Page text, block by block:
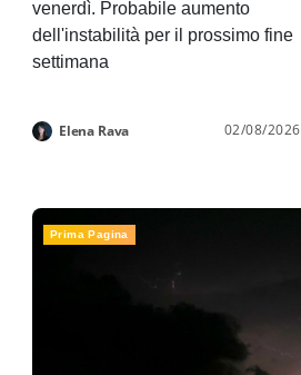
venerdì. Probabile aumento
dell'instabilità per il prossimo fine
settimana
Elena Rava 02/08/2026
Prima Pagina